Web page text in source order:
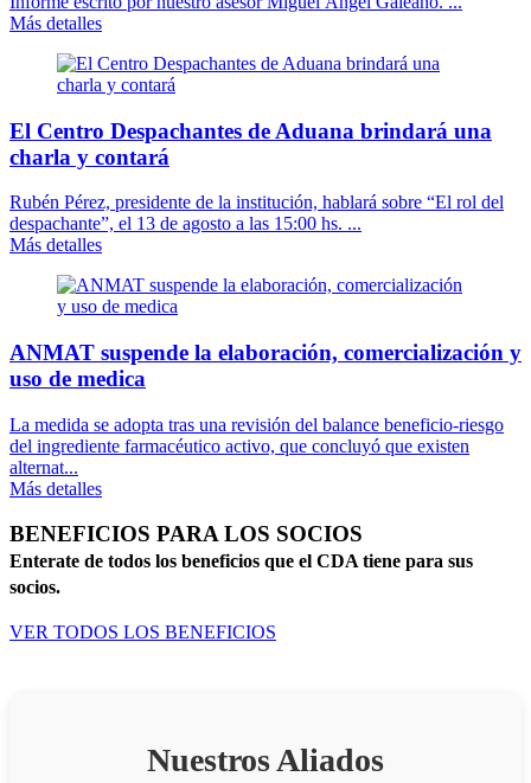
Más detalles
El Centro Despachantes de Aduana brindará una
charla y contará
Rubén Pérez, presidente de la institución, hablará sobre “El rol del
despachante”, el 13 de agosto a las 15:00 hs. ...
Más detalles
ANMAT suspende la elaboración, comercialización y
uso de medica
La medida se adopta tras una revisión del balance beneficio-riesgo
del ingrediente farmacéutico activo, que concluyó que existen
alternat...
Más detalles
BENEFICIOS PARA LOS SOCIOS
Enterate de todos los beneficios que el CDA tiene para sus
socios.
VER TODOS LOS BENEFICIOS
Nuestros Aliados